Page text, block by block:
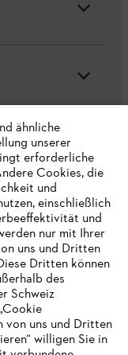
ähnliche
unserer
erforderliche
Cookies, die
und
einschließlich
und
nur mit Ihrer
uns und Dritten
Dritten können
des
Schweiz
von uns und Dritten
willigen Sie in